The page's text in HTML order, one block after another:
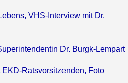
VHS-Interview mit Dr.
Dr. Burgk-Lempart
EKD-Ratsvorsitzenden, Foto